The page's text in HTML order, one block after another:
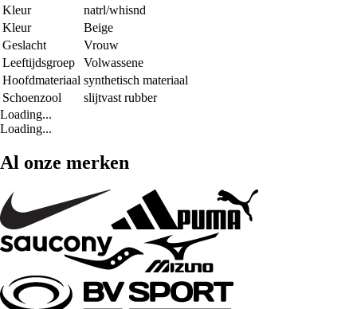
Kleur
natrl/whisnd
Kleur
Beige
Geslacht
Vrouw
Leeftijdsgroep
Volwassene
Hoofdmateriaal synthetisch materiaal
Schoenzool
slijtvast rubber
Loading...
Loading...
Al onze merken